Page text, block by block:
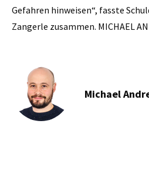
Gefahren hinweisen“, fasste
Zangerle zusammen. MICHAEL
Michael